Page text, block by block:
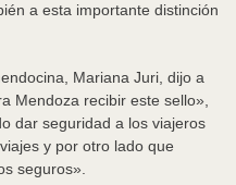
a esta importante distinción
Mariana Juri, dijo a
Mendoza recibir este sello»,
dar seguridad a los viajeros
y por otro lado que
seguros».